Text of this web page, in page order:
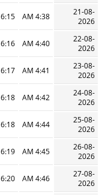
21-08-
2026
4:38 AM
6:15 AM
22-08-
2026
4:40 AM
6:16 AM
23-08-
2026
4:41 AM
6:17 AM
24-08-
2026
4:42 AM
6:18 AM
25-08-
2026
4:44 AM
6:18 AM
26-08-
2026
4:45 AM
6:19 AM
27-08-
2026
4:46 AM
6:20 AM